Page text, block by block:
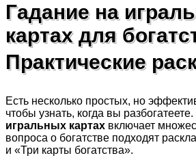
Гадание на
картах для
Практические
Есть несколько простых, но
чтобы узнать, когда вы разбогатеете.
игральных картах включает
вопроса о богатстве подходят
и «Три карты богатства».